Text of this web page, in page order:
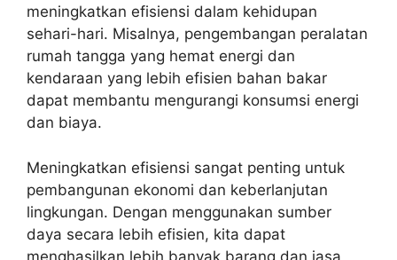
meningkatkan efisiensi dalam kehidupan
sehari-hari. Misalnya, pengembangan peralatan
rumah tangga yang hemat energi dan
kendaraan yang lebih efisien bahan bakar
dapat membantu mengurangi konsumsi energi
dan biaya.
Meningkatkan efisiensi sangat penting untuk
pembangunan ekonomi dan keberlanjutan
lingkungan. Dengan menggunakan sumber
daya secara lebih efisien, kita dapat
menghasilkan lebih banyak barang dan jasa